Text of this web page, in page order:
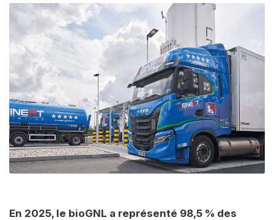
En 2025, le bioGNL a représenté 98,5 % des